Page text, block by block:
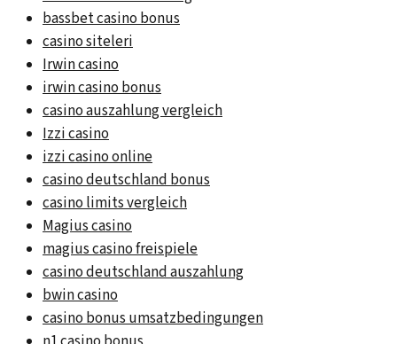
bassbet casino bonus
casino siteleri
Irwin casino
irwin casino bonus
casino auszahlung vergleich
Izzi casino
izzi casino online
casino deutschland bonus
casino limits vergleich
Magius casino
magius casino freispiele
casino deutschland auszahlung
bwin casino
casino bonus umsatzbedingungen